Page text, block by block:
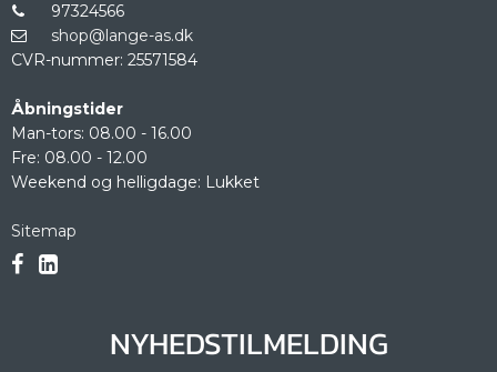
97324566
shop@lange-as.dk
CVR-nummer: 25571584
Åbningstider
Man-tors: 08.00 - 16.00
Fre: 08.00 - 12.00
Weekend og helligdage: Lukket
Sitemap
NYHEDSTILMELDING